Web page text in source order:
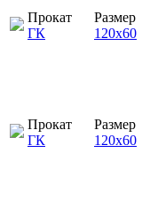
Прокат
ГК
Размер
120х60
Прокат
ГК
Размер
120х60